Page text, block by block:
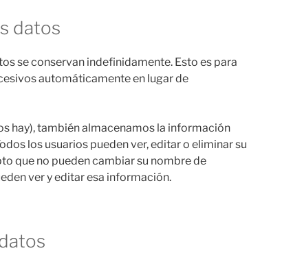
datos
se conservan indefinidamente. Esto es para
automáticamente en lugar de
hay), también almacenamos la información
los usuarios pueden ver, editar o eliminar su
que no pueden cambiar su nombre de
ver y editar esa información.